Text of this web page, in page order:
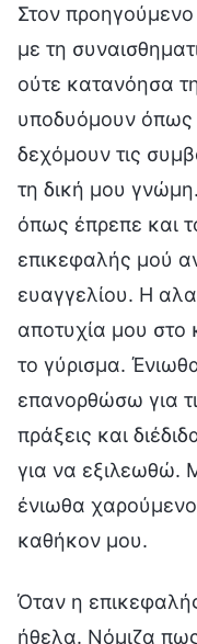
Στον
με τη
ούτε κατανόησα
υποδυόμουν όπως
δεχόμουν τις
τη δική μου
όπως έπρεπε και
επικεφαλής μού
ευαγγελίου. Η
αποτυχία μου
το γύρισμα.
επανορθώσω για
πράξεις και
για να εξιλεωθώ.
ένιωθα
καθήκον μου.
Όταν η
ήθελα. Νόμιζα